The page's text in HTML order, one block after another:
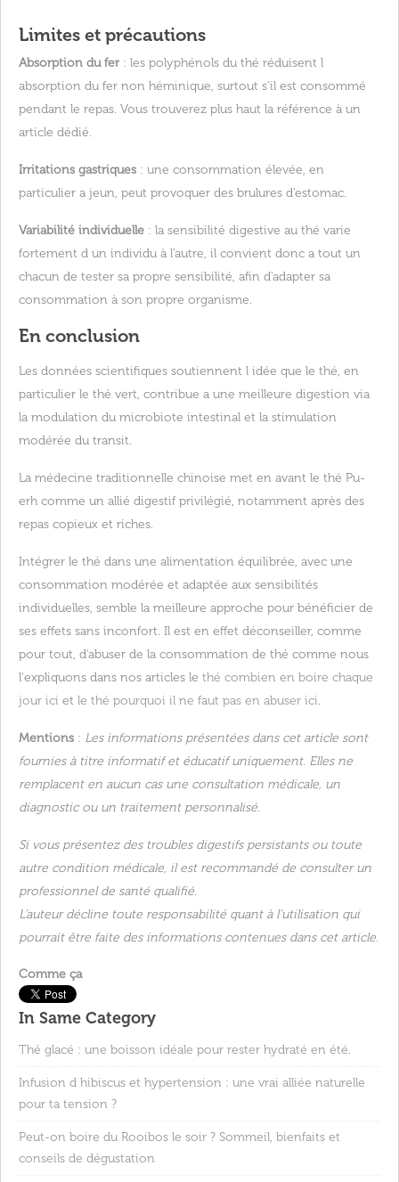
Limites et précautions
Absorption du fer : les polyphénols du thé réduisent l
absorption du fer non héminique, surtout s’il est consommé
pendant le repas. Vous trouverez plus haut la référence à un
article dédié.
Irritations gastriques : une consommation élevée, en
particulier a jeun, peut provoquer des brulures d’estomac.
Variabilité individuelle : la sensibilité digestive au thé varie
fortement d un individu à l’autre, il convient donc a tout un
chacun de tester sa propre sensibilité, afin d'adapter sa
consommation à son propre organisme.
En conclusion
Les données scientifiques soutiennent l idée que le thé, en
particulier le thé vert, contribue a une meilleure digestion via
la modulation du microbiote intestinal et la stimulation
modérée du transit.
La médecine traditionnelle chinoise met en avant le thé Pu-
erh comme un allié digestif privilégié, notamment après des
repas copieux et riches.
Intégrer le thé dans une alimentation équilibrée, avec une
consommation modérée et adaptée aux sensibilités
individuelles, semble la meilleure approche pour bénéficier de
ses effets sans inconfort. Il est en effet déconseiller, comme
pour tout, d'abuser de la consommation de thé comme nous
l'expliquons dans nos articles le thé combien en boire chaque
jour ici et le thé pourquoi il ne faut pas en abuser ici.
Mentions : Les informations présentées dans cet article sont
fournies à titre informatif et éducatif uniquement. Elles ne
remplacent en aucun cas une consultation médicale, un
diagnostic ou un traitement personnalisé.
Si vous présentez des troubles digestifs persistants ou toute
autre condition médicale, il est recommandé de consulter un
professionnel de santé qualifié.
L’auteur décline toute responsabilité quant à l’utilisation qui
pourrait être faite des informations contenues dans cet article.
Comme ça
In Same Category
Thé glacé : une boisson idéale pour rester hydraté en été.
Infusion d hibiscus et hypertension : une vrai alliée naturelle
pour ta tension ?
Peut-on boire du Rooibos le soir ? Sommeil, bienfaits et
conseils de dégustation